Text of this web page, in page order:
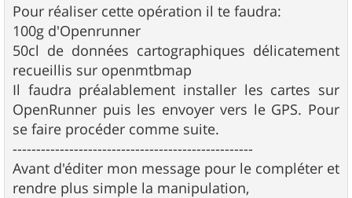
Pour réaliser cette opération il te faudra:
100g d'Openrunner
50cl de données cartographiques délicatement
recueillis sur openmtbmap
Il faudra préalablement installer les cartes sur
OpenRunner puis les envoyer vers le GPS. Pour
se faire procéder comme suite.
---------------------------------------------------
Avant d'éditer mon message pour le compléter et
rendre plus simple la manipulation,